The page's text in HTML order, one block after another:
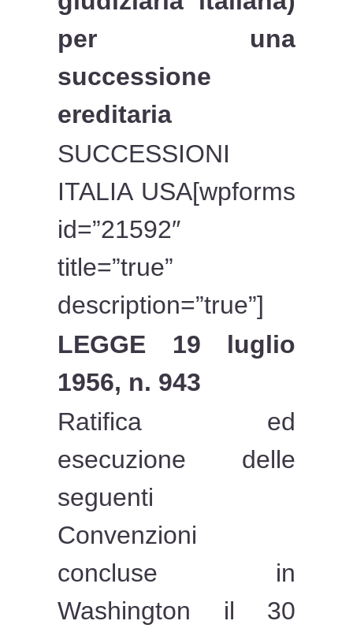
per una
successione
ereditaria
SUCCESSIONI
ITALIA USA[wpforms
id=”21592″
title=”true”
description=”true”]
LEGGE 19 luglio
1956, n. 943
Ratifica ed
esecuzione delle
seguenti
Convenzioni
concluse in
Washington il 30